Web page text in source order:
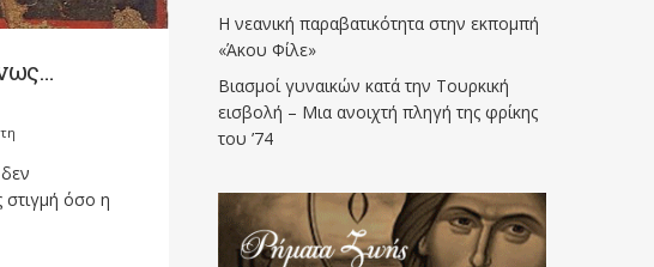
στιγμή όσο η
Η νεανική παραβατικότητα στην εκπομπή
«Άκου Φίλε»
Βιασμοί γυναικών κατά την Τουρκική
εισβολή – Μια ανοιχτή πληγή της φρίκης
του ’74